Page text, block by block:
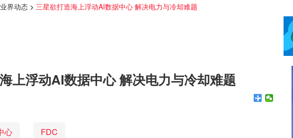
业界动态 > 三星欲打造海上浮动AI数据中心 解决电力与冷却难题
上浮动AI数据中心 解决电力与冷却难题
心 FDC